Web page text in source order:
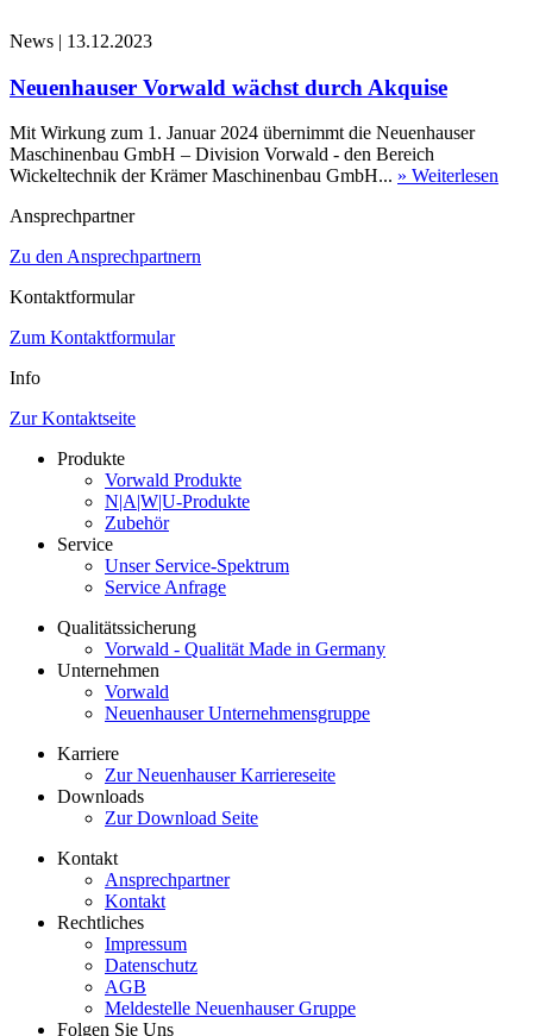
News | 13.12.2023
Neuenhauser Vorwald wächst durch Akquise
Mit Wirkung zum 1. Januar 2024 übernimmt die Neuenhauser
Maschinenbau GmbH – Division Vorwald - den Bereich
Wickeltechnik der Krämer Maschinenbau GmbH... » Weiterlesen
Ansprechpartner
Zu den Ansprechpartnern
Kontaktformular
Zum Kontaktformular
Info
Zur Kontaktseite
Produkte
Vorwald Produkte
N|A|W|U-Produkte
Zubehör
Service
Unser Service-Spektrum
Service Anfrage
Qualitätssicherung
Vorwald - Qualität Made in Germany
Unternehmen
Vorwald
Neuenhauser Unternehmensgruppe
Karriere
Zur Neuenhauser Karriereseite
Downloads
Zur Download Seite
Kontakt
Ansprechpartner
Kontakt
Rechtliches
Impressum
Datenschutz
AGB
Meldestelle Neuenhauser Gruppe
Folgen Sie Uns